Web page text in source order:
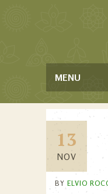
MENU
13
NOV
BY ELVIO